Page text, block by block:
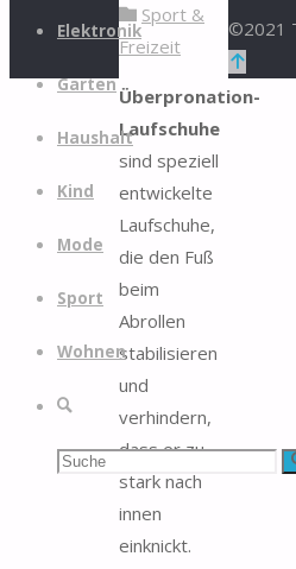
Elektronik
Garten
Haushalt
Kind
Mode
Sport
Wohnen
Suchen
Sport &
Freizeit
Überpronation-
Laufschuhe
sind speziell
entwickelte
Laufschuhe,
die den Fuß
beim
Abrollen
stabilisieren
und
verhindern,
dass er zu
stark nach
innen
einknickt.
©2021
Zurück
nach